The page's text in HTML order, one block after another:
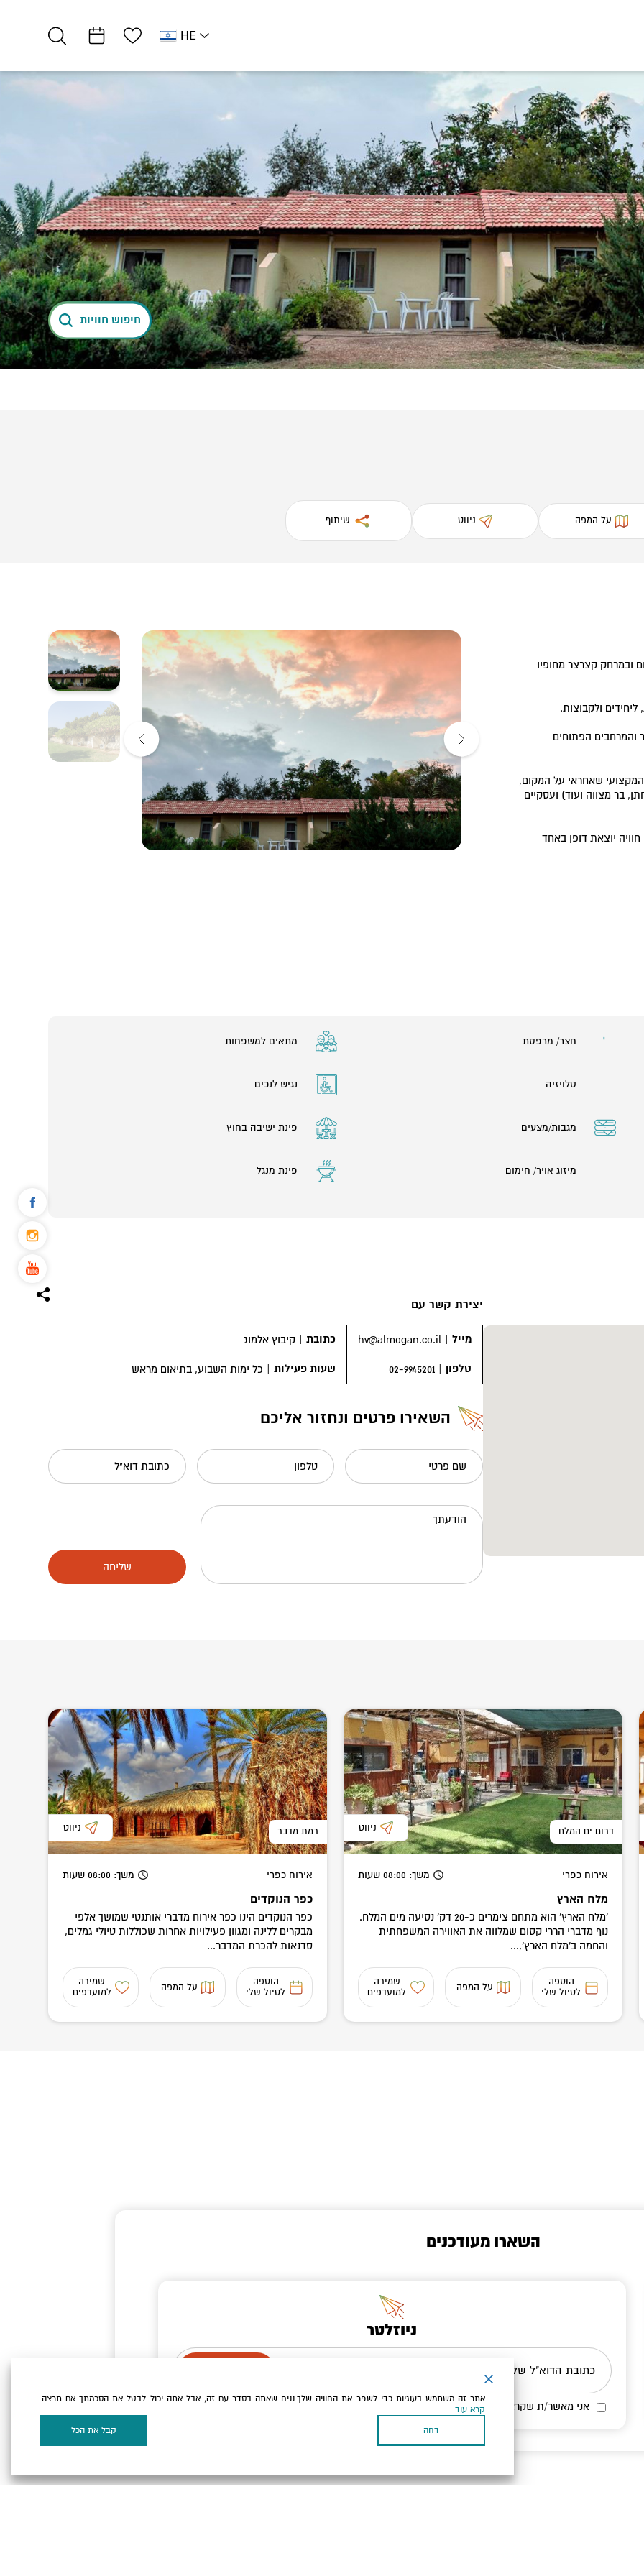
HE
רשימת מועדפים
חיפוש חוויות
על המפה ניווט שיתוף
הקסום ובמרחק קצרצר מחופיו
והמרחבים הפתוחים
שאחראי על המקום,
בר מצווה ועוד) ועסקיים
יוצאת דופן באחד
חצר/ מרפסת
טלויזיה
מגבות/מצעים
מיזוג אויר/ חימום
מתאים למשפחות
נגיש לנכים
פינת ישיבה בחוץ
פינת מנגל
יצירת קשר עם
מייל |
hv@almogan.co.il כתובת | קיבוץ אלמוג
טלפון |
02-9945201 שעות פעילות | כל ימות השבוע, בתיאום מראש
השאירו פרטים ונחזור אליכם
שם פרטי טלפון כתובת דוא"ל
הודעתך
שליחה
דרום ים המלח ניווט
אירוח כפרי משך: 08:00 שעות
מלח הארץ
'מלח הארץ' הוא מתחם צימרים כ-20 דק' נסיעה מים המלח.
נוף מדברי הררי קסום שמלווה את האווירה המשפחתית
והחמה ב'מלח הארץ',...
הוספה
לטיול שלי
על המפה
שמירה
למועדפים
רמת מדבר ניווט
אירוח כפרי משך: 08:00 שעות
כפר הנוקדים
כפר הנוקדים הינו כפר אירוח מדברי אותנטי שמושך אלפי
מבקרים ללינה ומגוון פעילויות אחרות שכוללות טיולי גמלים,
סדנאות להכרת המדבר...
הוספה
לטיול שלי
על המפה
שמירה
למועדפים
השארו מעודכנים
ניוזלטר
כתובת הדוא"ל שלך
אני מאשר/ת שקראתי ומסכים/ה למדיניות הפרטיות ולמדיניות הקוקיזשל האתר.
אתר זה משתמש בעוגיות כדי לשפר את החוויה שלך.נניח שאתה בסדר עם זה, אבל אתה יכול לבטל את הסכמתך אם תרצה.
קרא עוד
דחה
קבל את הכל